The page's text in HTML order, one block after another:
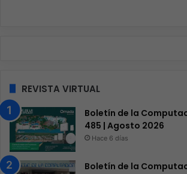
REVISTA VIRTUAL
Boletín de la
485 | Agosto 2026
Hace 6 días
Boletín de la